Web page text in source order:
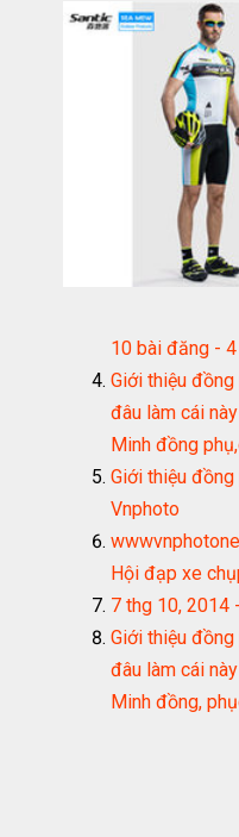
10 bài đăng -
Giới thiệu
đâu làm cái
Minh đồng
Giới thiệu
Vnphoto
Hội đạp xe
7 thg 10, 2014
Giới thiệu
đâu làm cái
Minh đồng,